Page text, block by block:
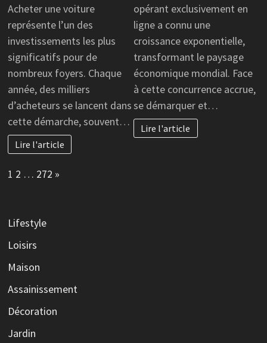
Acheter une voiture
représente l’un des
investissements les plus
significatifs pour de
nombreux foyers. Chaque
année, des milliers
d’acheteurs se lancent dans
cette démarche, souvent…
Lire l'article
opérant exclusivement en
ligne a connu une
croissance exponentielle,
transformant le paysage
économique mondial. Face
à cette concurrence accrue,
se démarquer et…
Lire l'article
Page:
1 2 … 272 Next
»
Lifestyle
Loisirs
Maison
Assainissement
Décoration
Jardin